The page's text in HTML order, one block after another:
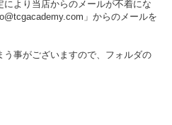
より当店からのメールが不着にな
」からのメールを
事がございますので、フォルダの